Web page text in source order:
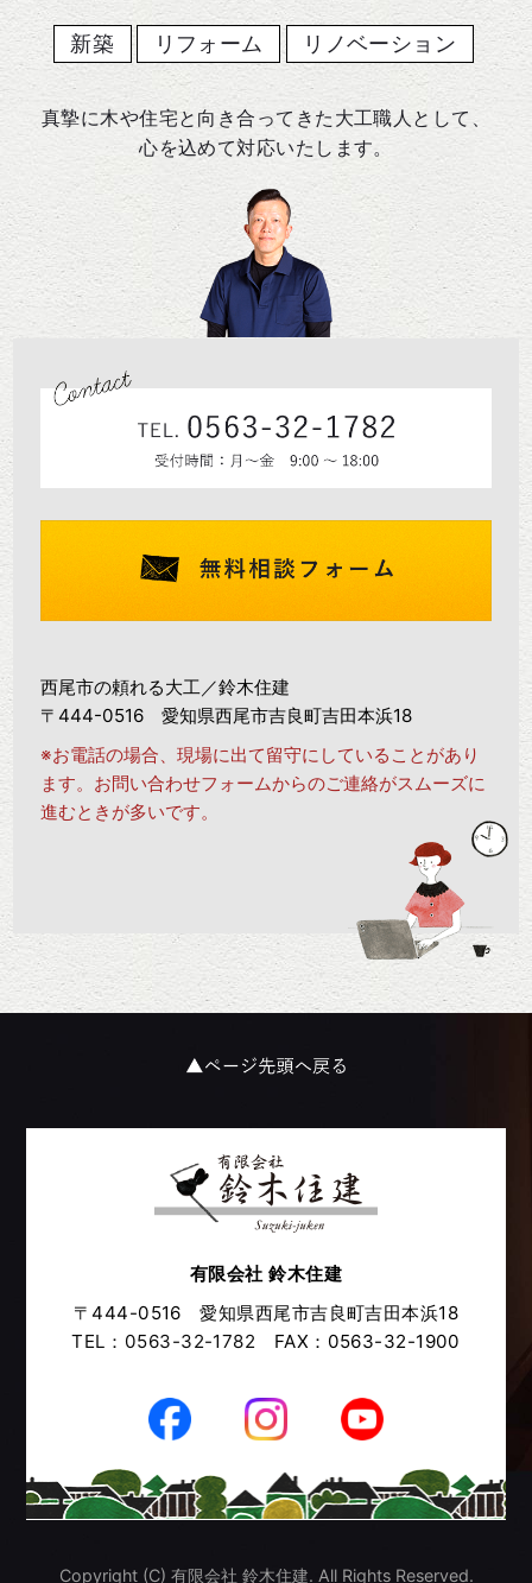
新築 リフォーム リノベーション
真摯に木や住宅と向き合ってきた大工職人として、
心を込めて対応いたします。
西尾市の頼れる大工／鈴木住建
〒444-0516 愛知県西尾市吉良町吉田本浜18
※お電話の場合、現場に出て留守にしていることがあり
ます。お問い合わせフォームからのご連絡がスムーズに
進むときが多いです。
有限会社 鈴木住建
〒444-0516 愛知県西尾市吉良町吉田本浜18
TEL：0563-32-1782 FAX：0563-32-1900
Copyright (C) 有限会社 鈴木住建. All Rights Reserved.